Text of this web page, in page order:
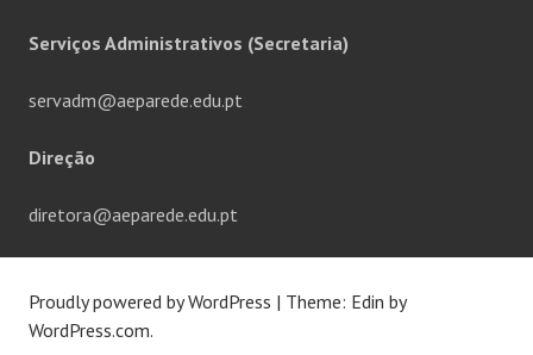
Serviços Administrativos (Secretaria)
servadm@aeparede.edu.pt
Direção
diretora@aeparede.edu.pt
Proudly powered by WordPress | Theme: Edin by
WordPress.com.